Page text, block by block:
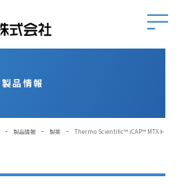
中部科
製品情報
- 製品情報 - 製薬 -
Thermo Scientific™ iCAP™ MTXト